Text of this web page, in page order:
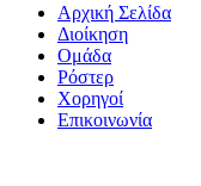
Αρχική Σελίδα
Διοίκηση
Ομάδα
Ρόστερ
Χορηγοί
Επικοινωνία